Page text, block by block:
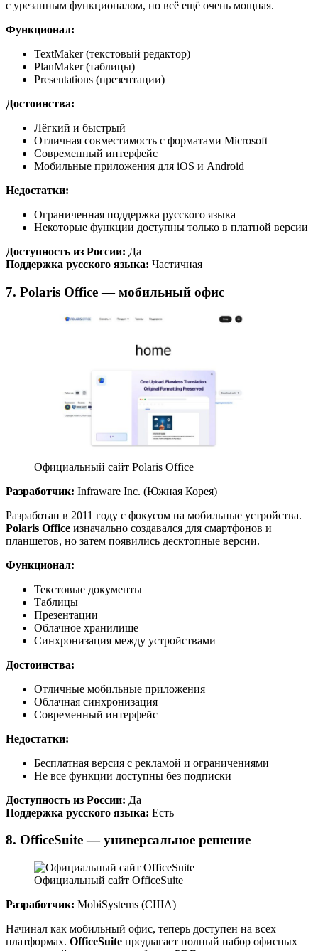
с урезанным функционалом, но всё ещё очень мощная.
Функционал:
TextMaker (текстовый редактор)
PlanMaker (таблицы)
Presentations (презентации)
Достоинства:
Лёгкий и быстрый
Отличная совместимость с форматами Microsoft
Современный интерфейс
Мобильные приложения для iOS и Android
Недостатки:
Ограниченная поддержка русского языка
Некоторые функции доступны только в платной версии
Доступность из России: Да
Поддержка русского языка: Частичная
7. Polaris Office — мобильный офис
Официальный сайт Polaris Office
Разработчик: Infraware Inc. (Южная Корея)
Разработан в 2011 году с фокусом на мобильные устройства.
Polaris Office изначально создавался для смартфонов и
планшетов, но затем появились десктопные версии.
Функционал:
Текстовые документы
Таблицы
Презентации
Облачное хранилище
Синхронизация между устройствами
Достоинства:
Отличные мобильные приложения
Облачная синхронизация
Современный интерфейс
Недостатки:
Бесплатная версия с рекламой и ограничениями
Не все функции доступны без подписки
Доступность из России: Да
Поддержка русского языка: Есть
8. OfficeSuite — универсальное решение
Официальный сайт OfficeSuite
Разработчик: MobiSystems (США)
Начинал как мобильный офис, теперь доступен на всех
платформах. OfficeSuite предлагает полный набор офисных